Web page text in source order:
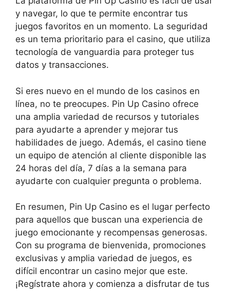
y navegar, lo que te permite encontrar tus
juegos favoritos en un momento. La seguridad
es un tema prioritario para el casino, que utiliza
tecnología de vanguardia para proteger tus
datos y transacciones.
Si eres nuevo en el mundo de los casinos en
línea, no te preocupes. Pin Up Casino ofrece
una amplia variedad de recursos y tutoriales
para ayudarte a aprender y mejorar tus
habilidades de juego. Además, el casino tiene
un equipo de atención al cliente disponible las
24 horas del día, 7 días a la semana para
ayudarte con cualquier pregunta o problema.
En resumen, Pin Up Casino es el lugar perfecto
para aquellos que buscan una experiencia de
juego emocionante y recompensas generosas.
Con su programa de bienvenida, promociones
exclusivas y amplia variedad de juegos, es
difícil encontrar un casino mejor que este.
¡Regístrate ahora y comienza a disfrutar de tus